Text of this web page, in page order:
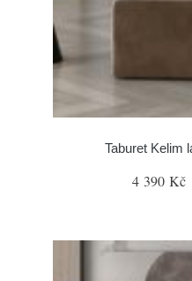
Taburet Kelim
4 390 Kč